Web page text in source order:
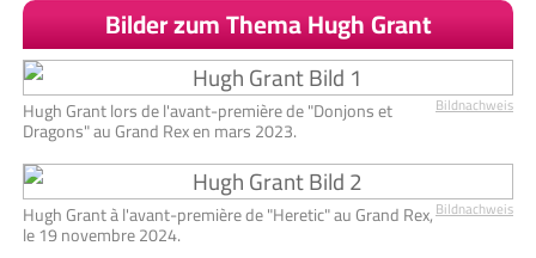
Bilder zum Thema Hugh Grant
Bildnachweis
Hugh Grant lors de l'avant-première de "Donjons et
Dragons" au Grand Rex en mars 2023.
Bildnachweis
Hugh Grant à l'avant-première de "Heretic" au Grand Rex,
le 19 novembre 2024.